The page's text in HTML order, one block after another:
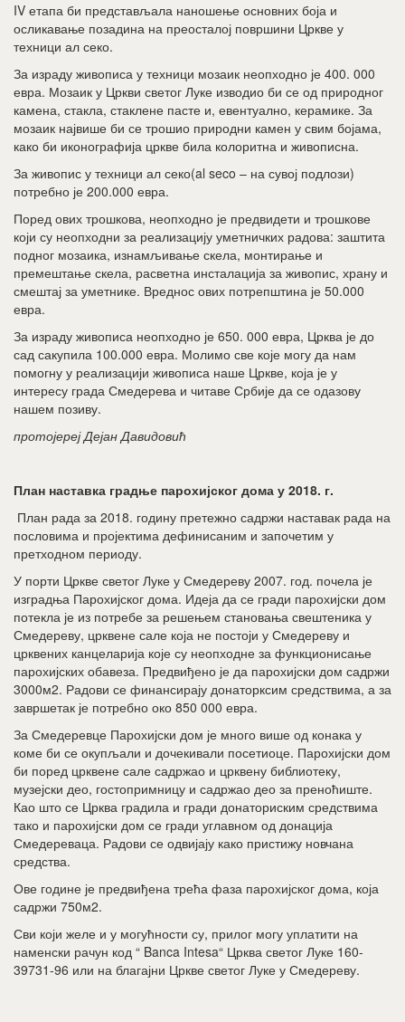
IV етапа би представљала наношење основних боја и
осликавање позадина на преосталој површини Цркве у
техници ал секо.
За израду живописа у техници мозаик неопходно је 400. 000
евра. Мозаик у Цркви светог Луке изводио би се од природног
камена, стакла, стаклене пасте и, евентуално, керамике. За
мозаик највише би се трошио природни камен у свим бојама,
како би иконографија цркве била колоритна и живописна.
За живопис у техници ал секо(al seco – на сувој подлози)
потребно је 200.000 евра.
Поред ових трошкова, неопходно је предвидети и трошкове
који су неопходни за реализацију уметничких радова: заштита
подног мозаика, изнамљивање скела, монтирање и
премештање скела, расветна инсталација за живопис, храну и
смештај за уметнике. Вреднос ових потрепштина је 50.000
евра.
За израду живописа неопходно је 650. 000 евра, Црква је до
сад сакупила 100.000 евра. Молимо све које могу да нам
помогну у реализацији живописа наше Цркве, која је у
интересу града Смедерева и читаве Србије да се одазову
нашем позиву.
протојереј Дејан Давидовић
План наставка градње парохијског дома у 2018. г.
План рада за 2018. годину претежно садржи наставак рада на
пословима и пројектима дефинисаним и започетим у
претходном периоду.
У порти Цркве светог Луке у Смедереву 2007. год. почела је
изградња Парохијског дома. Идеја да се гради парохијски дом
потекла је из потребе за решењем становања свештеника у
Смедереву, црквене сале која не постоји у Смедереву и
црквених канцеларија које су неопходне за функционисање
парохијских обавеза. Предвиђено је да парохијски дом садржи
3000м2. Радови се финансирају донаторксим средствима, а за
завршетак је потребно око 850 000 евра.
За Смедеревце Парохијски дом је много више од конака у
коме би се окупљали и дочекивали посетиоце. Парохијски дом
би поред црквене сале садржао и црквену библиотеку,
музејски део, гостопримницу и садржао део за преноћиште.
Као што се Црква градила и гради донаториским средствима
тако и парохијски дом се гради углавном од донација
Смедереваца. Радови се одвијају како пристижу новчана
средства.
Ове године је предвиђена трећа фаза парохијског дома, која
садржи 750м2.
Сви који желе и у могућности су, прилог могу уплатити на
наменски рачун код “ Banca Intesa“ Црква светог Луке 160-
39731-96 или на благајни Цркве светог Луке у Смедереву.